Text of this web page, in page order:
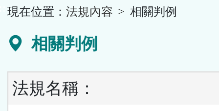
區
現在位置： 法規內容 相關判例
相關判例
法規名稱：